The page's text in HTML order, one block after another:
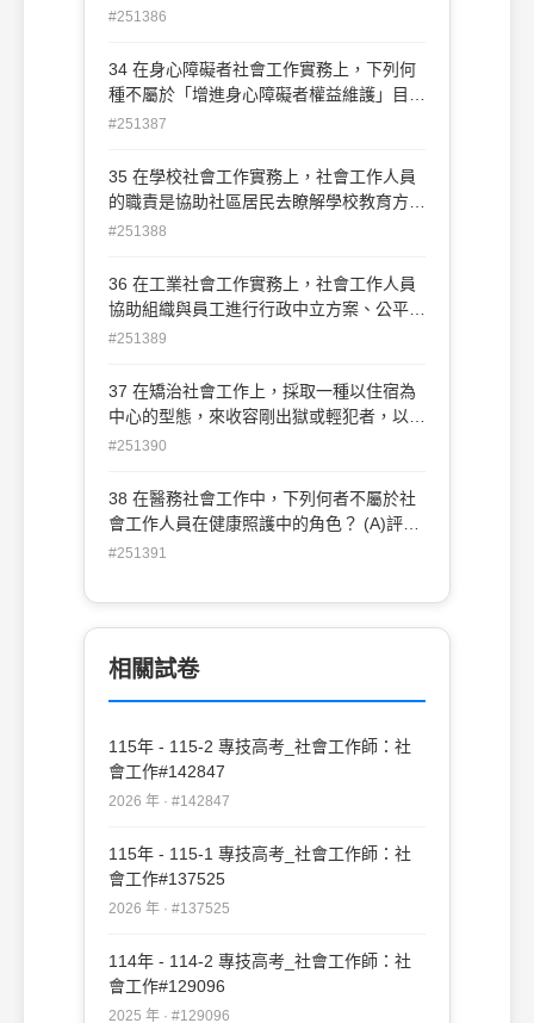
(C)政府依失能者家庭經濟狀況提供不同比
率補助，低收入戶由政府全額補助，中低收
入者補助60%，一般家庭補助30% (D)地方
評估核心角色
化家庭暴力評估 ②訂定性侵害犯罪加害人
「婦女數位落差」計畫 (A)①② (B)②③
(C)①④ (D)③④
#251386
34 在身心障礙者社會工作實務上，下列何
種不屬於「增進身心障礙者權益維護」目標
的福利措施？ (A)訂定身心障礙者受輔助宣
(B)強化身心障礙者區域性醫療復健服務網
絡及轉介服務機制 (C)發展身心障礙人權保
信託
#251387
35 在學校社會工作實務上，社會工作人員
的職責是協助社區居民去瞭解學校教育方
案，改變那些不能滿足學生需要的社區情
模式(B)學校變遷模式(C)社會互動模式(D)
社區學校模式
#251388
36 在工業社會工作實務上，社會工作人員
協助組織與員工進行行政中立方案、公平政
策發展方案，以及預防工作歧視方案等肯定
(A)人力資源方案(B)諮商方案(C)社會及社
群變遷方案(D)多重服務方案
#251389
37 在矯治社會工作上，採取一種以住宿為
中心的型態，來收容剛出獄或輕犯者，以擔
任機構處遇與社區生活的中途轉換站，並透
於何種社區處遇方式？ (A)寄養家庭
（foster home） (B)中途之家（halfway
#251390
38 在醫務社會工作中，下列何者不屬於社
會工作人員在健康照護中的角色？ (A)評估
病患心理和環境的優缺點 (B)在服務輸送上
技術，能被善加利用 (C)協助家屬合作參與
治療，並協助病患善用醫療服務 (D)疾病診
#251391
相關試卷
115年 - 115-2 專技高考_社會工作師：社
會工作#142847
2026 年 · #142847
115年 - 115-1 專技高考_社會工作師：社
會工作#137525
2026 年 · #137525
114年 - 114-2 專技高考_社會工作師：社
會工作#129096
2025 年 · #129096